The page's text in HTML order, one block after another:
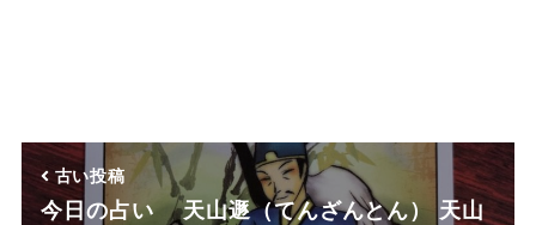
古い投稿
今日の占い 天山遯（てんざんとん） 天山